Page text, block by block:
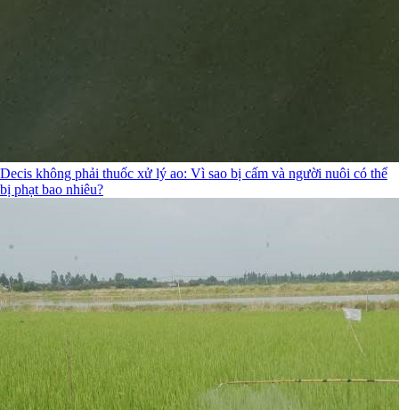
Decis không phải thuốc xử lý ao: Vì sao bị cấm và người nuôi có thể
bị phạt bao nhiêu?